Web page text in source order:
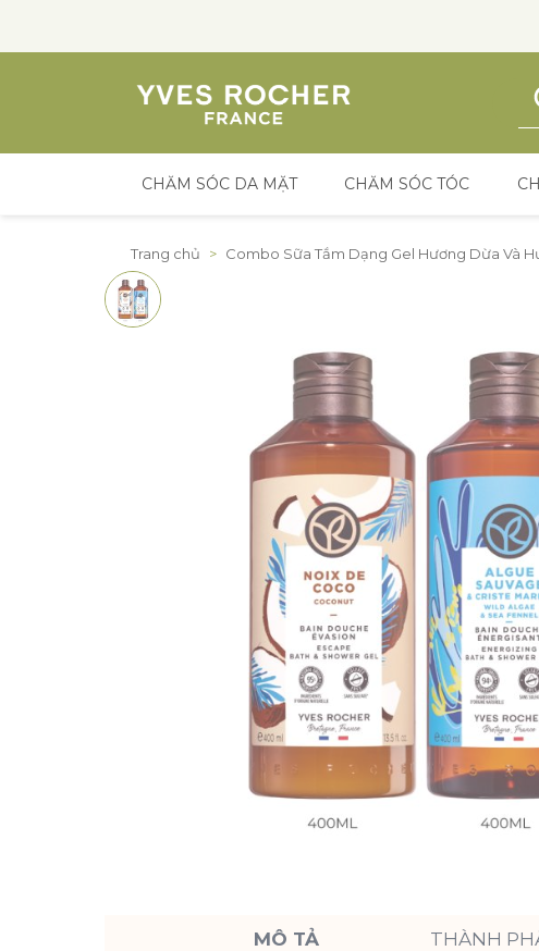
CHĂM SÓC DA MẶT CHĂM SÓC TÓC
Trang chủ > Combo Sữa Tắm Dạng Gel Hương Dừa Và
MÔ TẢ THÀNH